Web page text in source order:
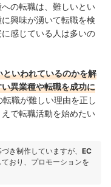
の転職は、難しいとい
興味が湧いて転職を検
感じている人は多いの
いわれているのかを解
異業種や転職を成功に
転職が難しい理由を正し
で転職活動を始めたい
き制作していますが、 EC
ており、プロモーションを